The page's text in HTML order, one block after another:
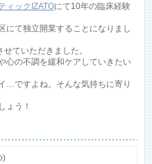
ィックIZATOにて10年の臨床経験
にて独立開業することになりまし
ていただきました。
心の不調を緩和ケアしていきたい
…ですよね。そんな気持ちに寄り
ょう！